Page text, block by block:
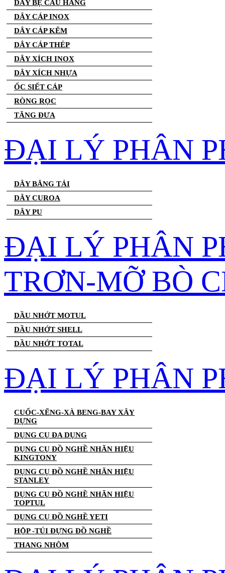
DÂY BẸ CẨU HÀNG
DÂY CÁP INOX
DÂY CÁP KẼM
DÂY CÁP THÉP
DÂY XÍCH INOX
DÂY XÍCH NHỰA
ỐC SIẾT CÁP
RÒNG RỌC
TĂNG ĐƯA
ĐẠI LÝ PHÂN
DÂY BĂNG TẢI
DÂY CUROA
DÂY PU
ĐẠI LÝ PHÂN
TRƠN-MỠ BÒ
DẦU NHỚT MOTUL
DẦU NHỚT SHELL
DẦU NHỚT TOTAL
ĐẠI LÝ PHÂN
CUỐC-XẼNG-XÀ BENG-BAY XÂY
DỰNG
DỤNG CỤ ĐA DỤNG
DỤNG CỤ ĐỒ NGHỀ NHÃN HIỆU
KINGTONY
DỤNG CỤ ĐỒ NGHỀ NHÃN HIỆU
STANLEY
DỤNG CỤ ĐỒ NGHỀ NHÃN HIỆU
TOPTUL
DỤNG CỤ ĐỒ NGHỀ YETI
HỘP -TÚI ĐỰNG ĐỒ NGHỀ
THANG NHÔM